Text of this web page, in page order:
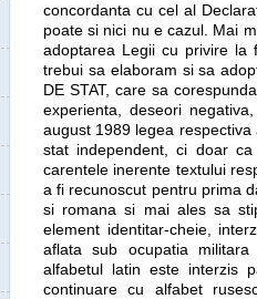
concordanta cu cel al
poate si nici nu e cazul. Mai
adoptarea Legii cu privire la
trebui sa elaboram si sa
DE STAT, care sa
experienta, deseori
august 1989 legea
stat independent, ci doar
carentele inerente textului
a fi recunoscut pentru prima
si romana si mai ales sa
element identitar-cheie,
aflata sub ocupatia militara
alfabetul latin este interzis
continuare cu alfabet